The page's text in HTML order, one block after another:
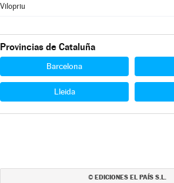
Vilopriu
Provincias de Cataluña
Barcelona
Lleida
© EDICIONES EL PAÍS S.L.